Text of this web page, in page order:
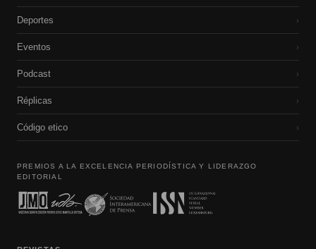
Deportes ›
Eventos ›
Podcast ›
Réplicas ›
Código etico ›
PREMIOS A LA EXCELENCIA PERIODÍSTICA Y LIDERAZGO
EDITORIAL